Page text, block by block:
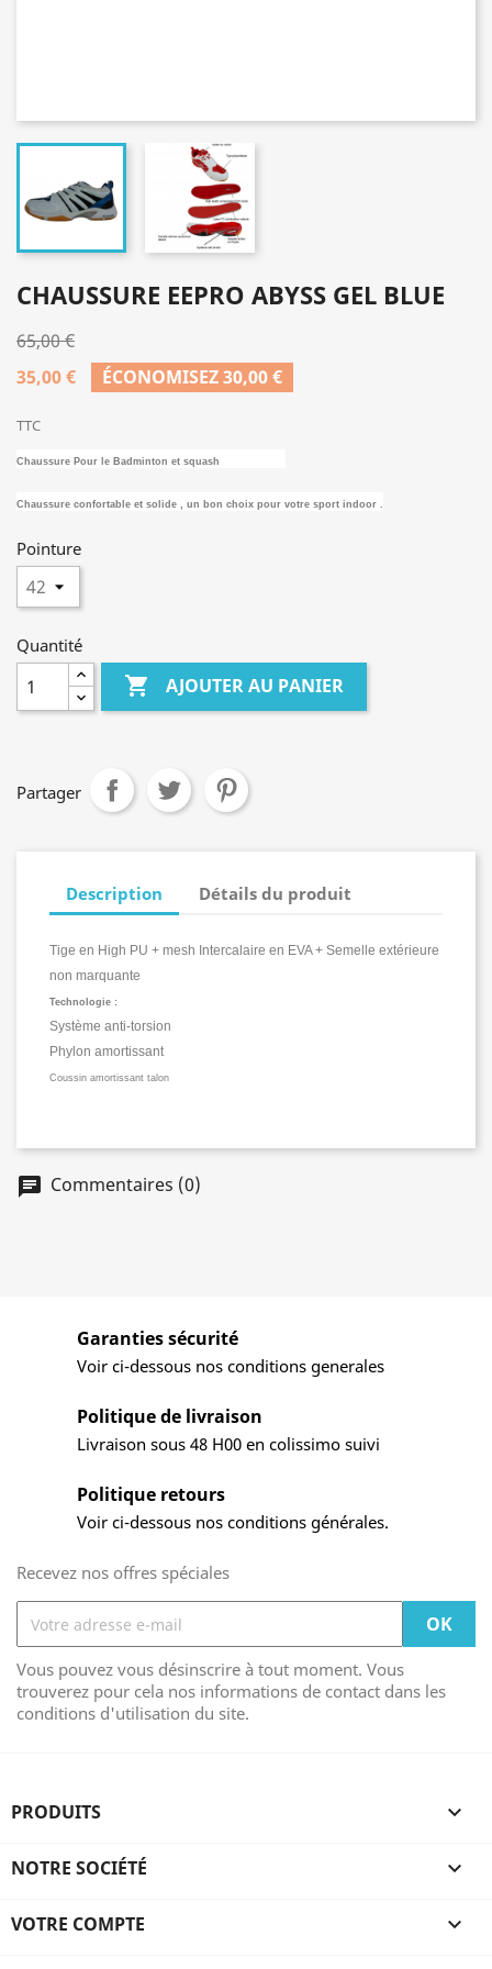
CHAUSSURE EEPRO ABYSS GEL BLUE
65,00 €
35,00 €
ÉCONOMISEZ 30,00 €
TTC
Chaussure Pour le Badminton et squash
Chaussure confortable et solide , un bon choix pour votre sport indoor .
Pointure
Quantité
 AJOUTER AU PANIER
Partager
Description Détails du produit
Tige en High PU + mesh Intercalaire en EVA + Semelle extérieure
non marquante
Technologie :
Système anti-torsion
Phylon amortissant
Coussin amortissant talon
Commentaires (0)
Garanties sécurité
Voir ci-dessous nos conditions generales
Politique de livraison
Livraison sous 48 H00 en colissimo suivi
Politique retours
Voir ci-dessous nos conditions générales.
Recevez nos offres spéciales
Vous pouvez vous désinscrire à tout moment. Vous
trouverez pour cela nos informations de contact dans les
conditions d'utilisation du site.
PRODUITS 
NOTRE SOCIÉTÉ 
VOTRE COMPTE 